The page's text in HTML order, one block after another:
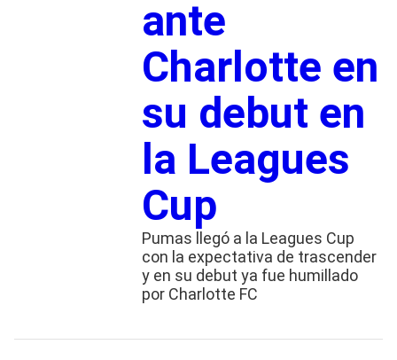
ante
Charlotte en
su debut en
la Leagues
Cup
Pumas llegó a la Leagues Cup
con la expectativa de trascender
y en su debut ya fue humillado
por Charlotte FC